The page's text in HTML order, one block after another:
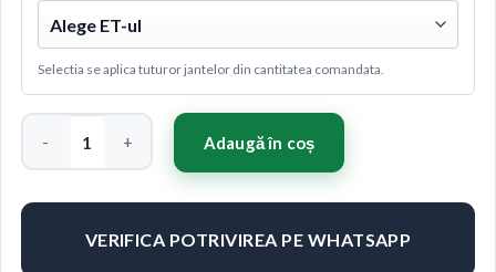
Selectia se aplica tuturor jantelor din cantitatea comandata.
Cantitate Concaver CVR4 21x10,5 ET10-46 BLANK Custom
Adaugă în coș
VERIFICA POTRIVIREA PE WHATSAPP